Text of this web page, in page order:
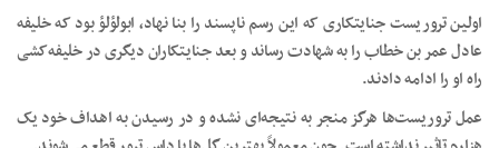
اولین تروریست جنایتکاری که این رسم ناپسند را بنا نهاد، ابولؤلؤ بود که خلیفه
عادل عمر بن خطاب را به شهادت رساند و بعد جنایتکاران دیگری در خلیفه‌کشی
راه او را ادامه دادند.
عمل تروریست‌ها هرگز منجر به نتیجه‌ای نشده و در رسیدن به اهداف خود یک